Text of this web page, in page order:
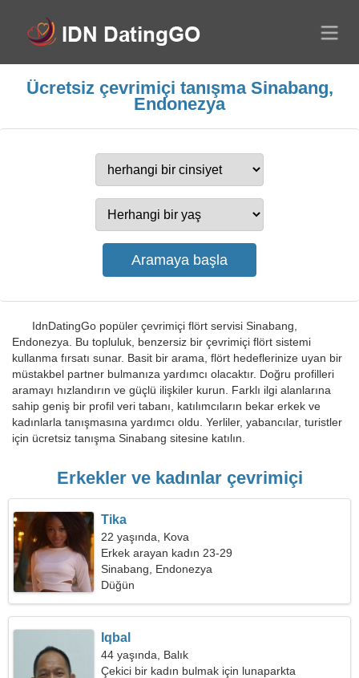
Ücretsiz çevrimiçi tanışma Sinabang,
Endonezya
IdnDatingGo popüler çevrimiçi flört servisi Sinabang,
Endonezya. Bu topluluk, benzersiz bir çevrimiçi flört sistemi
kullanma fırsatı sunar. Basit bir arama, flört hedeflerinize uyan bir
müstakbel partner bulmanıza yardımcı olacaktır. Doğru profilleri
aramayı hızlandırın ve güçlü ilişkiler kurun. Farklı ilgi alanlarına
sahip geniş bir profil veri tabanı, katılımcıların bekar erkek ve
kadınlarla tanışmasına yardımcı oldu. Yerliler, yabancılar, turistler
için ücretsiz tanışma Sinabang sitesine katılın.
Erkekler ve kadınlar çevrimiçi
Tika
22 yaşında, Kova
Erkek arayan kadın 23-29
Sinabang, Endonezya
Düğün
Iqbal
44 yaşında, Balık
Çekici bir kadın bulmak için lunaparkta